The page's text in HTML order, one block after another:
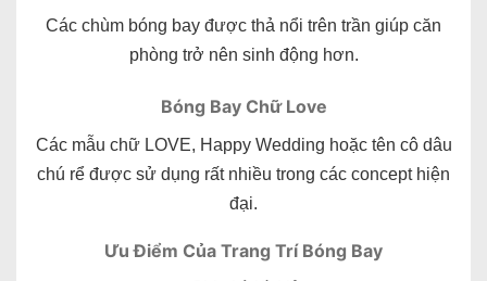
Các chùm bóng bay được thả nổi trên trần giúp căn
phòng trở nên sinh động hơn.
Bóng Bay Chữ Love
Các mẫu chữ LOVE, Happy Wedding hoặc tên cô dâu
chú rể được sử dụng rất nhiều trong các concept hiện
đại.
Ưu Điểm Của Trang Trí Bóng Bay